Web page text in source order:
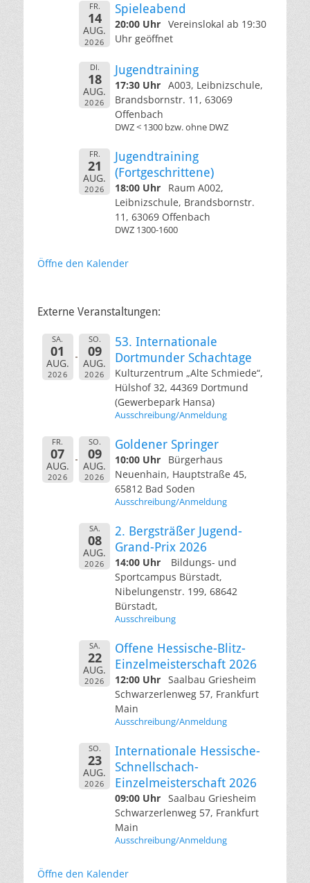
FR.
14
AUG.
2026
Spieleabend
20:00 Uhr Vereinslokal ab 19:30
Uhr geöffnet
DI.
18
AUG.
2026
Jugendtraining
17:30 Uhr A003, Leibnizschule,
Brandsbornstr. 11, 63069
Offenbach
DWZ < 1300 bzw. ohne DWZ
FR.
21
AUG.
2026
Jugendtraining
(Fortgeschrittene)
18:00 Uhr
Raum A002,
Leibnizschule, Brandsbornstr.
11, 63069 Offenbach
DWZ 1300-1600
Öffne den Kalender
Externe Veranstaltungen:
SA.
01
AUG.
2026
SO.
09
AUG.
2026
53. Internationale
Dortmunder Schachtage
Kulturzentrum „Alte Schmiede“,
Hülshof 32, 44369 Dortmund
(Gewerbepark Hansa)
Ausschreibung/Anmeldung
FR.
07
AUG.
2026
SO.
09
AUG.
2026
Goldener Springer
10:00 Uhr
Bürgerhaus
Neuenhain, Hauptstraße 45,
65812 Bad Soden
Ausschreibung/Anmeldung
SA.
08
AUG.
2026
2. Bergsträßer Jugend-
Grand-Prix 2026
14:00 Uhr
Bildungs- und
Sportcampus Bürstadt,
Nibelungenstr. 199, 68642
Bürstadt,
Ausschreibung
SA.
22
AUG.
2026
Offene Hessische-Blitz-
Einzelmeisterschaft 2026
12:00 Uhr Saalbau Griesheim
Schwarzerlenweg 57, Frankfurt
Main
Ausschreibung/Anmeldung
SO.
23
AUG.
2026
Internationale Hessische-
Schnellschach-
Einzelmeisterschaft 2026
09:00 Uhr Saalbau Griesheim
Schwarzerlenweg 57, Frankfurt
Main
Ausschreibung/Anmeldung
Öffne den Kalender